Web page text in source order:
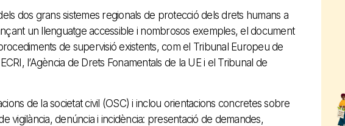
dos grans sistemes regionals de protecció dels drets humans a
un llenguatge accessible i nombrosos exemples, el document
de supervisió existents, com el Tribunal Europeu de
l’Agència de Drets Fonamentals de la UE i el Tribunal de
de la societat civil (OSC) i inclou orientacions concretes sobre
vigilància, denúncia i incidència: presentació de demandes,